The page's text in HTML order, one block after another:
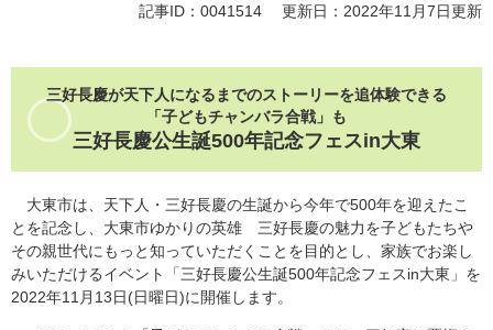
記事ID：0041514 更新日：2022年11月7日更新
三好長慶が天下人になるまでのストーリーを追体験できる
「子どもチャンバラ合戦」も
三好長慶公生誕500年記念フェスin大東​
大東市は、天下人・三好長慶の生誕から今年で500年を迎えたこ
とを記念し、大東市ゆかりの英雄 三好長慶の魅力を子どもたちや
その親世代にもっと知っていただくことを目的とし、家族でお楽し
みいただけるイベント「三好長慶公生誕500年記念フェスin大東」を
2022年11月13日(日曜日)に開催します。